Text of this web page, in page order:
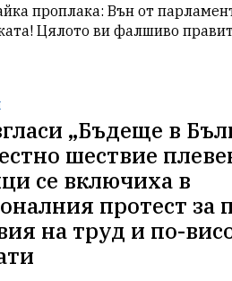
проплака: Вън от
Цялото ви фалшиво
„Бъдеще в
шествие
се включиха в
протест за
на труд и по-